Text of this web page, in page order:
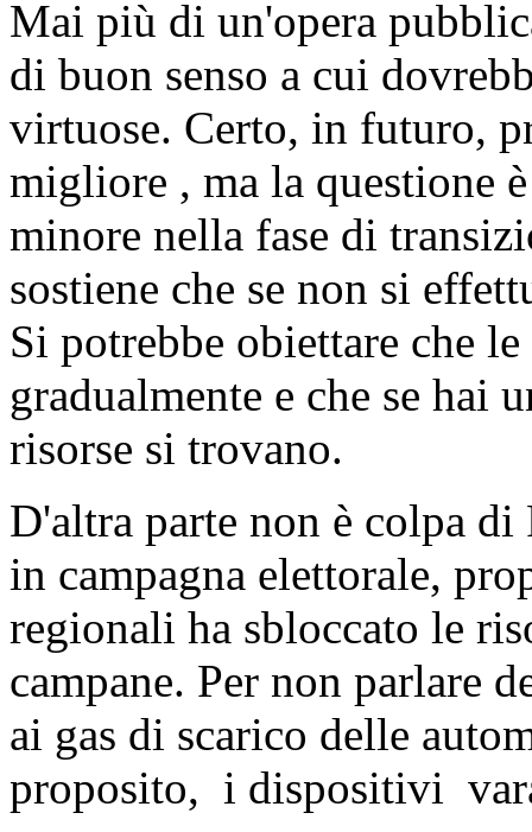
Mai più di un'opera
di buon senso a cui
virtuose. Certo, in futuro,
migliore , ma la questione
minore nella fase di
sostiene che se non si
Si potrebbe obiettare che
gradualmente e che se hai
risorse si trovano.
D'altra parte non è colpa
in campagna elettorale,
regionali ha sbloccato le
campane. Per non parlare
ai gas di scarico delle
proposito, i dispositivi